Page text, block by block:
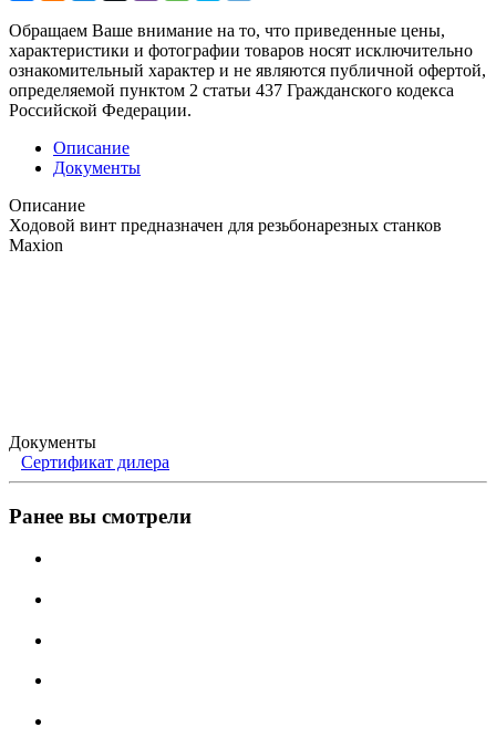
Обращаем Ваше внимание на то, что приведенные цены,
характеристики и фотографии товаров носят исключительно
ознакомительный характер и не являются публичной офертой,
определяемой пунктом 2 статьи 437 Гражданского кодекса
Российской Федерации.
Описание
Документы
Описание
Ходовой винт предназначен для резьбонарезных станков
Maxion
Документы
Сертификат дилера
Ранее вы смотрели